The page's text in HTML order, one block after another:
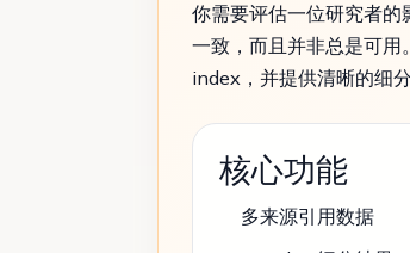
你需要评估一位研究者
一致，而且并非总是可
index，并提供清晰的细
核心功能
多来源引用数据